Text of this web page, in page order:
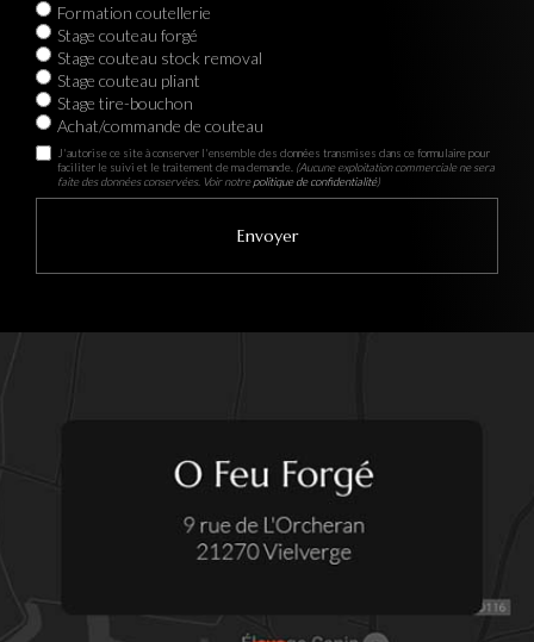
Formation coutellerie
Stage couteau forgé
Stage couteau stock removal
Stage couteau pliant
Stage tire-bouchon
Achat/commande de couteau
J'autorise ce site à conserver l'ensemble des données transmises dans ce formulaire pour
faciliter le suivi et le traitement de ma demande. (Aucune exploitation commerciale ne sera
faite des données conservées. Voir notrepolitique de confidentialité)